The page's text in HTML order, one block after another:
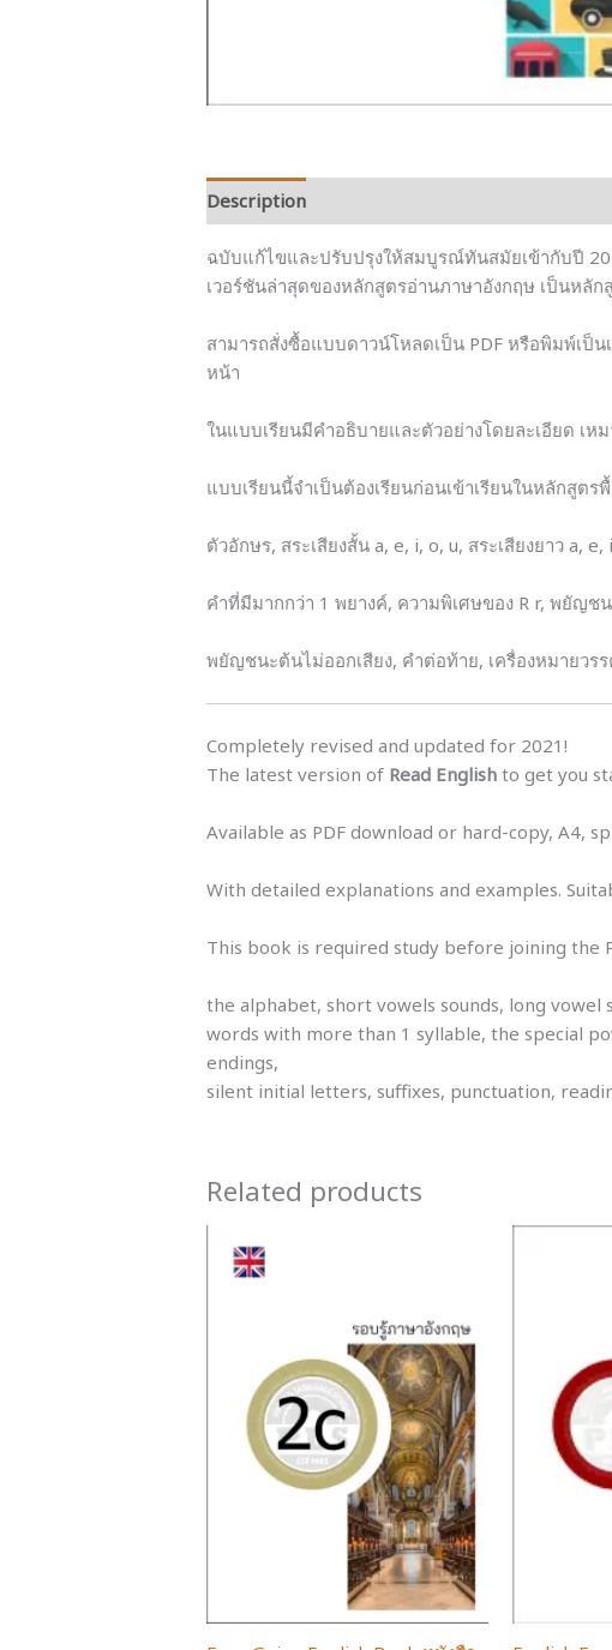
Description
ฉบับแก้ไขและปรับปรุงให้สมบูรณ์ทันสมัยเข้ากับปี
เวอร์ชันล่าสุดของหลักสูตรอ่านภาษาอังกฤษ เป็นหลั
สามารถสั่งซื้อแบบดาวน์โหลดเป็น PDF หรือพิมพ์เป็
หน้า
ในแบบเรียนมีคำอธิบายและตัวอย่างโดยละเอียด เห
แบบเรียนนี้จำเป็นต้องเรียนก่อนเข้าเรียนในหลักสูต
ตัวอักษร, สระเสียงสั้น a, e, i, o, u, สระเสียงยาว
คำที่มีมากกว่า 1 พยางค์, ความพิเศษของ R r, พยัญ
พยัญชนะต้นไม่ออกเสียง, คำต่อท้าย, เครื่องหมายว
Completely revised and updated for 2021!
The latest version of Read English to get you
Available as PDF download or hard-copy, A4,
With detailed explanations and examples.
This book is required study before joining the
the alphabet, short vowels sounds, long vowel
words with more than 1 syllable, the special
endings,
silent initial letters, suffixes, punctuation,
Related products